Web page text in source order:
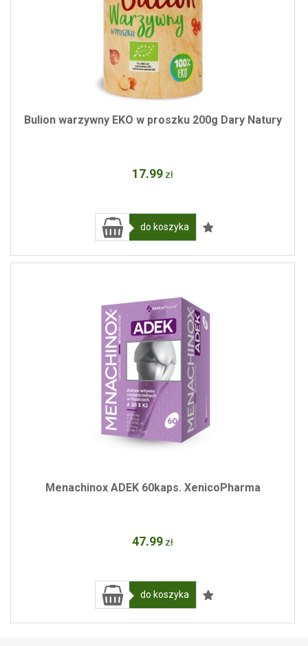
Bulion warzywny EKO w proszku 200g Dary Natury
17.99 zł
do koszyka
Menachinox ADEK 60kaps. XenicoPharma
47.99 zł
do koszyka